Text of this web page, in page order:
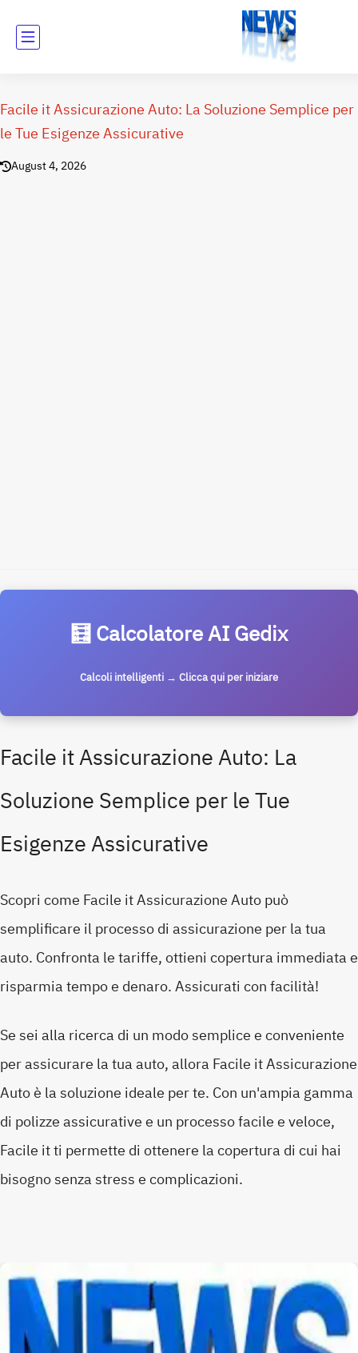
Facile it Assicurazione Auto: La Soluzione Semplice per
le Tue Esigenze Assicurative
August 4, 2026
🧮 Calcolatore AI Gedix
Calcoli intelligenti → Clicca qui per iniziare
Facile it Assicurazione Auto: La
Soluzione Semplice per le Tue
Esigenze Assicurative
Scopri come Facile it Assicurazione Auto può
semplificare il processo di assicurazione per la tua
auto. Confronta le tariffe, ottieni copertura immediata e
risparmia tempo e denaro. Assicurati con facilità!
Se sei alla ricerca di un modo semplice e conveniente
per assicurare la tua auto, allora Facile it Assicurazione
Auto è la soluzione ideale per te. Con un'ampia gamma
di polizze assicurative e un processo facile e veloce,
Facile it ti permette di ottenere la copertura di cui hai
bisogno senza stress e complicazioni.